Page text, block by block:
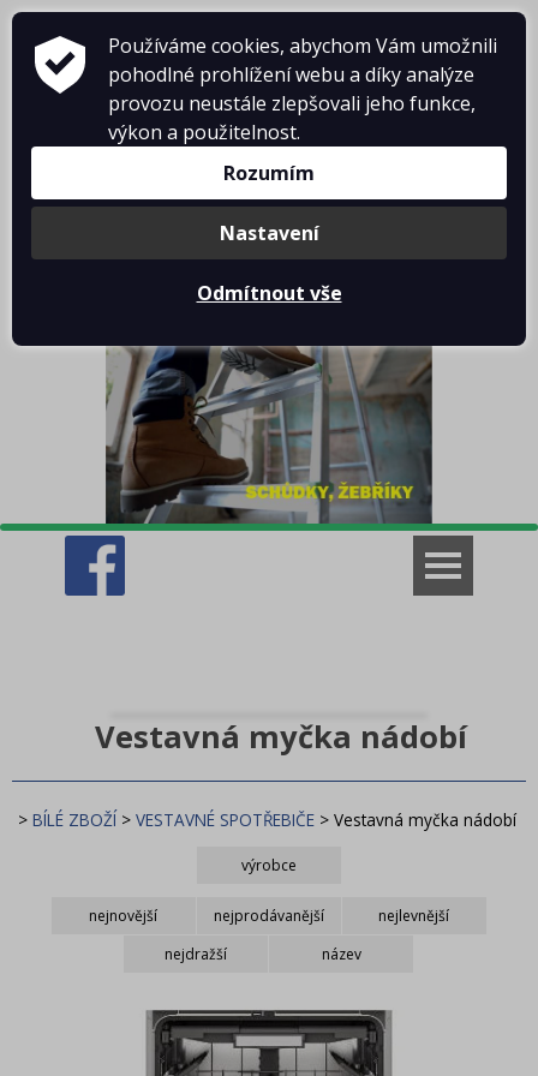
Košík je prázdný
SPOTŘEBNÍ MATERIÁL
Pro děti
Vestavná myčka nádobí
> BÍLÉ ZBOŽÍ > VESTAVNÉ SPOTŘEBIČE > Vestavná myčka nádobí
výrobce
Gorenje
Lord
nejnovější nejprodávanější
nejlevnější
nejdražší
název
Používáme cookies, abychom Vám umožnili
pohodlné prohlížení webu a díky analýze
provozu neustále zlepšovali jeho funkce,
výkon a použitelnost.
Rozumím
Nastavení
Odmítnout vše